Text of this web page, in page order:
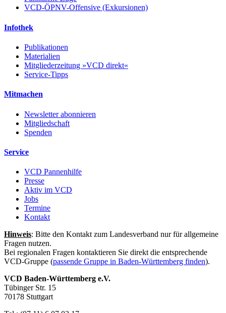
VCD-ÖPNV-Offensive (Exkursionen)
Infothek
Publikationen
Materialien
Mitgliederzeitung »VCD direkt«
Service-Tipps
Mitmachen
Newsletter abonnieren
Mitgliedschaft
Spenden
Service
VCD Pannenhilfe
Presse
Aktiv im VCD
Jobs
Termine
Kontakt
Hinweis: Bitte den Kontakt zum Landesverband nur für allgemeine
Fragen nutzen.
Bei regionalen Fragen kontaktieren Sie direkt die entsprechende
VCD-Gruppe (passende Gruppe in Baden-Württemberg finden).
VCD Baden-Württemberg e.V.
Tübinger Str. 15
70178 Stuttgart